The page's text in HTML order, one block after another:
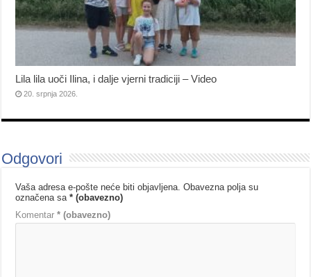
Lila lila uoči Ilina, i dalje vjerni tradiciji – Video
20. srpnja 2026.
Odgovori
Vaša adresa e-pošte neće biti objavljena. Obavezna polja su
označena sa* (obavezno)
Komentar* (obavezno)